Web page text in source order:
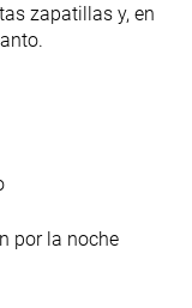
zapatillas y, en
por la noche